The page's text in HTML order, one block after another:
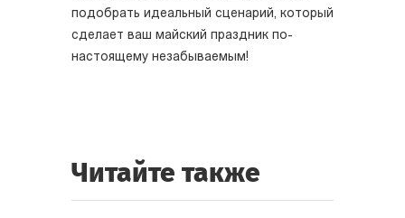
подобрать идеальный сценарий, который
сделает ваш майский праздник по-
настоящему незабываемым!
Читайте также